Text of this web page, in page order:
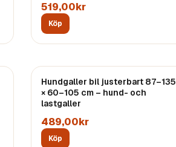
519,00kr
Köp
Hundgaller bil justerbart 87–135
× 60–105 cm – hund- och
lastgaller
489,00kr
Köp